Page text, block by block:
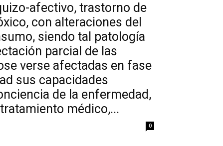
afectivo, trastorno de
con alteraciones del
siendo tal patología
parcial de las
verse afectadas en fase
sus capacidades
de la enfermedad,
médico,...
0